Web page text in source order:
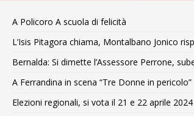
A Policoro A scuola di felicità
L’Isis Pitagora chiama, Montalbano Jonico
Bernalda: Si dimette l’Assessore Perrone,
A Ferrandina in scena “Tre Donne in pericolo”
Elezioni regionali, si vota il 21 e 22 aprile 2024